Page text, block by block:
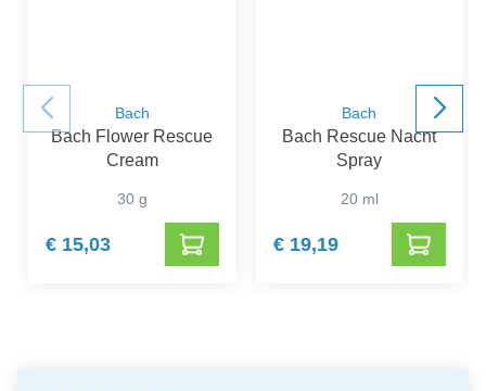
Bach
Bach Flower Rescue
Cream
30 g
€ 15,03
Bach
Bach Rescue Nacht
Spray
20 ml
€ 19,19